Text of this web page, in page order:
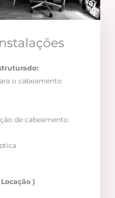
o cabeamento
de cabeamento
)